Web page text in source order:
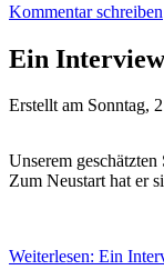
Kommentar schreiben
Ein
Erstellt am Sonntag,
Unserem
Zum Neustart hat er
Weiterlesen: Ein